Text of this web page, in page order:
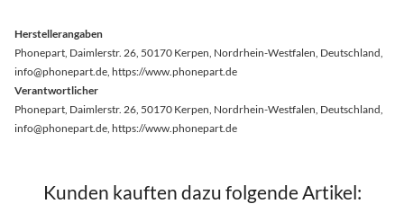
Herstellerangaben
Phonepart, Daimlerstr. 26, 50170 Kerpen, Nordrhein-Westfalen, Deutschland,
info@phonepart.de, https://www.phonepart.de
Verantwortlicher
Phonepart, Daimlerstr. 26, 50170 Kerpen, Nordrhein-Westfalen, Deutschland,
info@phonepart.de, https://www.phonepart.de
Kunden kauften dazu folgende Artikel: